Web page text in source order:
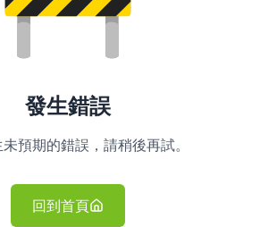
發生錯誤
預期的錯誤，請稍後再試。
回到首頁